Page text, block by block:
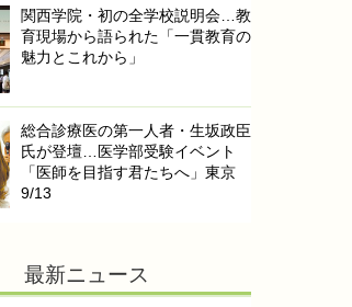
関西学院・初の全学校説明会…教
育現場から語られた「一貫教育の
魅力とこれから」
総合診療医の第一人者・生坂政臣
氏が登壇…医学部受験イベント
「医師を目指す君たちへ」東京
9/13
最新ニュース